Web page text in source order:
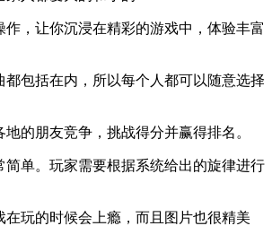
作，让你沉浸在精彩的游戏中，体验丰富
都包括在内，所以每个人都可以随意选择
的朋友竞争，挑战得分并赢得排名。
简单。玩家需要根据系统给出的旋律进行
在玩的时候会上瘾，而且图片也很精美